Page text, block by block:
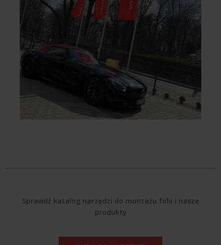
Sprawdź katalog narzędzi do montażu folii i nasze
produkty